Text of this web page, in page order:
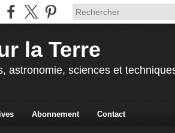
la Terre
astronomie, sciences et
Abonnement Contact